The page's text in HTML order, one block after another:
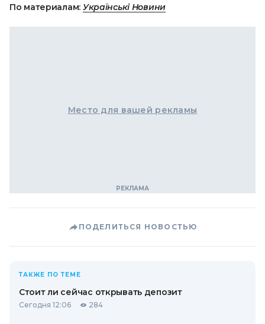
По материалам: Українські Новини
Место для вашей рекламы
ПОДЕЛИТЬСЯ НОВОСТЬЮ
ТАКЖЕ ПО ТЕМЕ
Стоит ли сейчас открывать депозит
Сегодня 12:06 284